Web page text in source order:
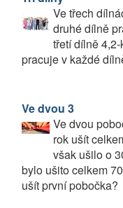
Ve třech
druhé dílně
třetí dílně
pracuje v každé
Ve dvou 3
Ve dvou
rok ušít
však ušilo o
bylo ušito celkem
ušít první pobočka?